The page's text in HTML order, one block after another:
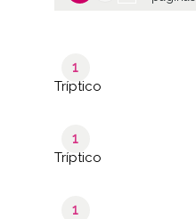
1
Tríptico
1
Tríptico
1